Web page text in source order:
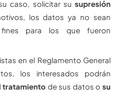
caso, solicitar su supresión
los datos ya no sean
para los que fueron
en el Reglamento General
los interesados podrán
tratamiento de sus datos osu